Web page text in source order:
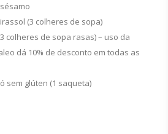
(3 colheres de sopa)
colheres de sopa rasas) – uso da
dá 10% de desconto em todas as
sem glúten (1 saqueta)